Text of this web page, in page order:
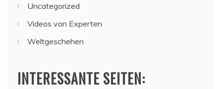
Uncategorized
Videos von Experten
Weltgeschehen
INTERESSANTE SEITEN: